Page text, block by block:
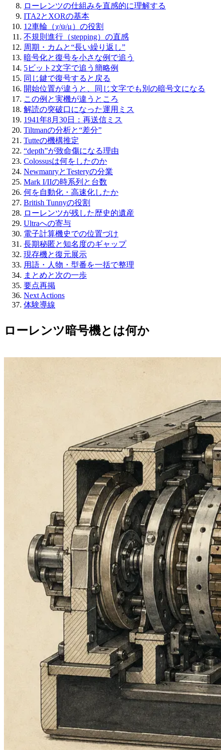
ローレンツの仕組みを直感的に理解する
ITA2とXORの基本
12車輪（χ/ψ/μ）の役割
不規則進行（stepping）の直感
周期・カムと“長い繰り返し”
暗号化と復号を小さな例で追う
5ビット2文字で追う簡略例
同じ鍵で復号すると戻る
開始位置が違うと、同じ文字でも別の暗号文になる
この例と実機が違うところ
解読の突破口になった運用ミス
1941年8月30日：再送信ミス
Tiltmanの分析と“差分”
Tutteの機構推定
“depth”が致命傷になる理由
Colossusは何をしたのか
NewmanryとTesteryの分業
Mark I/IIの時系列と台数
何を自動化・高速化したか
British Tunnyの役割
ローレンツが残した歴史的遺産
Ultraへの寄与
電子計算機史での位置づけ
長期秘匿と知名度のギャップ
現存機と復元展示
用語・人物・型番を一括で整理
まとめと次の一歩
要点再掲
Next Actions
体験導線
ローレンツ暗号機とは何か